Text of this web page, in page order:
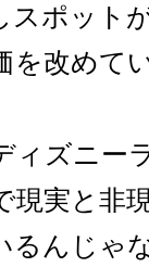
スポット
を改めて
ィズニー
現実と非
るんじゃ